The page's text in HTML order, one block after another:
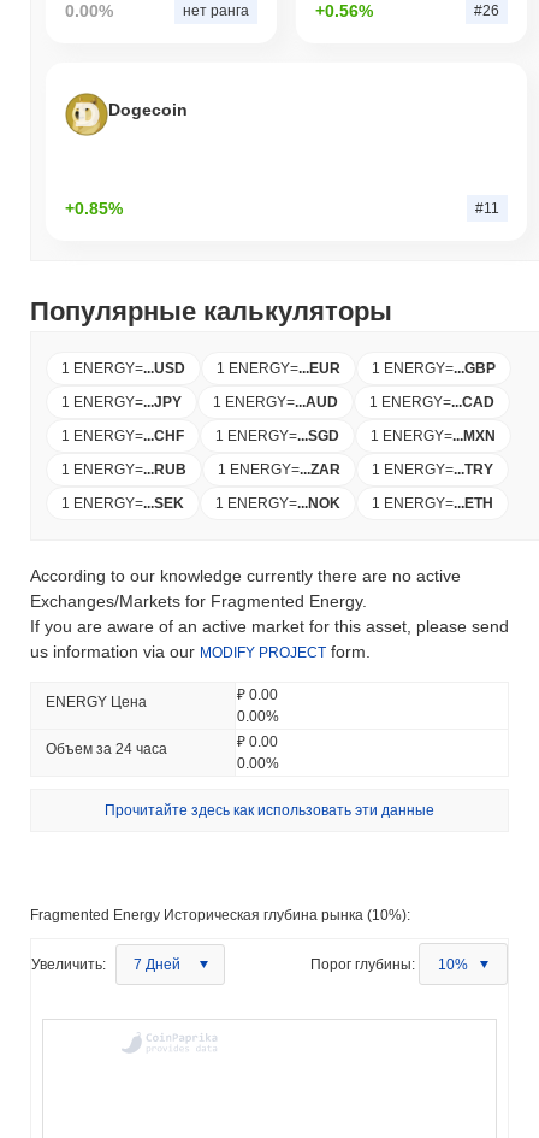
0.00% нет ранга +0.56% #26
Dogecoin
+0.85% #11
Популярные калькуляторы
1 ENERGY=...USD 1 ENERGY=...EUR 1 ENERGY=...GBP
1 ENERGY=...JPY 1 ENERGY=...AUD 1 ENERGY=...CAD
1 ENERGY=...CHF 1 ENERGY=...SGD 1 ENERGY=...MXN
1 ENERGY=...RUB 1 ENERGY=...ZAR 1 ENERGY=...TRY
1 ENERGY=...SEK 1 ENERGY=...NOK 1 ENERGY=...ETH
According to our knowledge currently there are no active
Exchanges/Markets for Fragmented Energy.
If you are aware of an active market for this asset, please send
us information via our MODIFY PROJECT form.
ENERGY Цена
₽ 0.00
0.00%
Объем за 24 часа
₽ 0.00
0.00%
Прочитайте здесь как использовать эти данные
Fragmented Energy Историческая глубина рынка (10%):
Увеличить: 7 Дней Порог глубины: 10%